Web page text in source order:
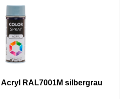
RAL7001M silbergrau